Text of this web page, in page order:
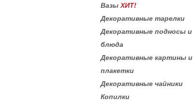
Вазы ХИТ!
Декоративные тарелки
Декоративные подносы и
блюда
Декоративные картины и
плакетки
Декоративные чайники
Копилки